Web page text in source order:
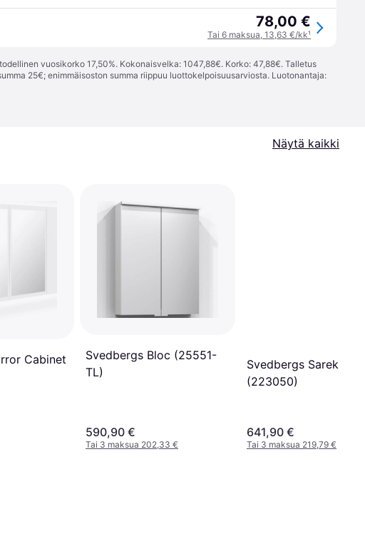
78,00 €
Tai 6 maksua, 13,63 €/kk¹
vuosikorko 17,50%. Kokonaisvelka: 1047,88€. Korko: 47,88€. Talletus
25€; enimmäisoston summa riippuu luottokelpoisuusarviosta. Luotonantaja:
Näytä kaikki
Cabinet
Svedbergs Bloc (25551-
TL)
590,90 €
Tai 3 maksua 202,33 €
Svedbergs Sarek
(223050)
641,90 €
Tai 3 maksua 219,79 €